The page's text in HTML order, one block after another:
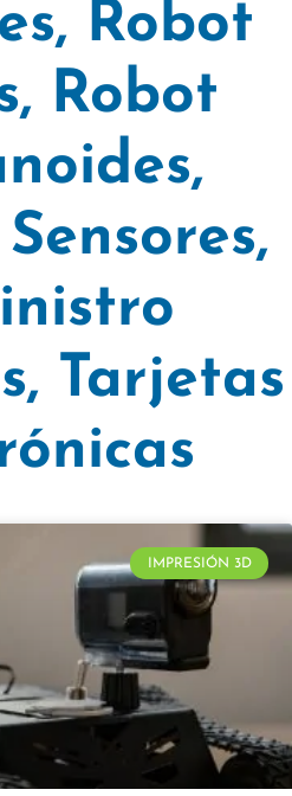
, Robot
, Robot
,
Sensores,
, Tarjetas
IMPRESIÓN 3D